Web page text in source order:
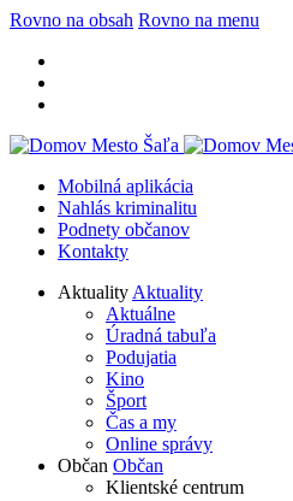
Rovno na obsah Rovno na menu
Mobilná aplikácia
Nahlás kriminalitu
Podnety občanov
Kontakty
Aktuality Aktuality
Aktuálne
Úradná tabuľa
Podujatia
Kino
Šport
Čas a my
Online správy
Občan Občan
Klientské centrum